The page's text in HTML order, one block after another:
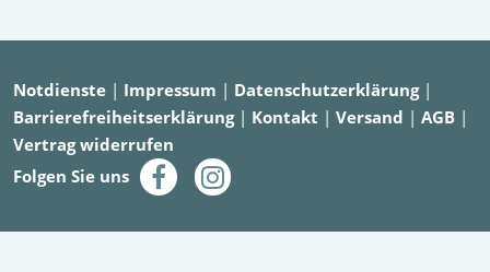
Notdienste | Impressum | Datenschutzerklärung|
Barrierefreiheitserklärung| Kontakt | Versand | AGB |
Vertrag widerrufen
Folgen Sie uns